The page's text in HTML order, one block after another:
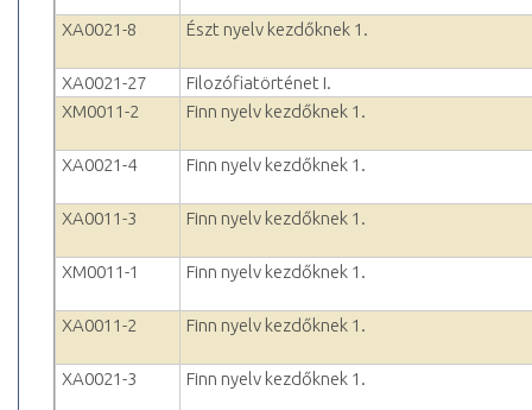
XA0021-8 Észt nyelv kezdőknek 1.
XA0021-27
Filozófiatörténet I.
XM0011-2
Finn nyelv kezdőknek 1.
XA0021-4 Finn nyelv kezdőknek 1.
XA0011-3 Finn nyelv kezdőknek 1.
XM0011-1 Finn nyelv kezdőknek 1.
XA0011-2 Finn nyelv kezdőknek 1.
XA0021-3 Finn nyelv kezdőknek 1.